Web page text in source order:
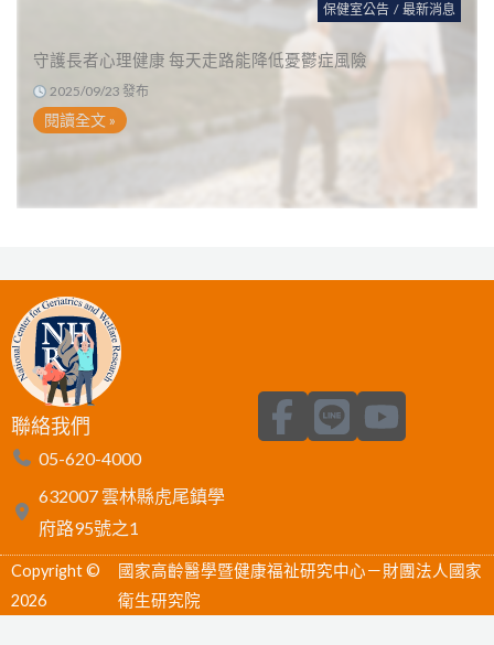
保健室公告 / 最新消息
守護長者心理健康 每天走路能降低憂鬱症風險
2025/09/23 發布
閱讀全文 »
聯絡我們
05-620-4000
632007 雲林縣虎尾鎮學
府路95號之1
F
a
b
o
o
L
i
Y
o
u
b
e
Copyright ©
2026
國家高齡醫學暨健康福祉研究中心－財團法人國家
衛生研究院